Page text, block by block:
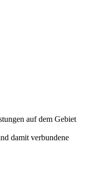
auf dem Gebiet
damit verbundene